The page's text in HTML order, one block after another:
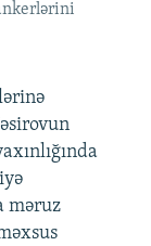
məruz